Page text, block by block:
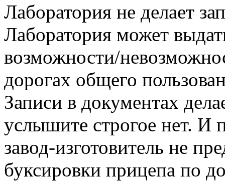
Лаборатория не делает
Лаборатория может
возможности/
дорогах общего
Записи в документах
услышите строгое нет. И
завод-изготовитель не
буксировки прицепа по